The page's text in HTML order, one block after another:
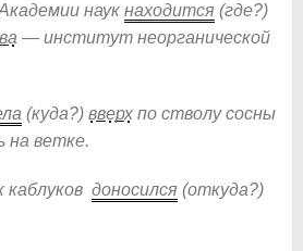
наук находится (где?)
— институт неорганической
(куда?) вверх по стволу сосны
на ветке.
каблуков доносился (откуда?)